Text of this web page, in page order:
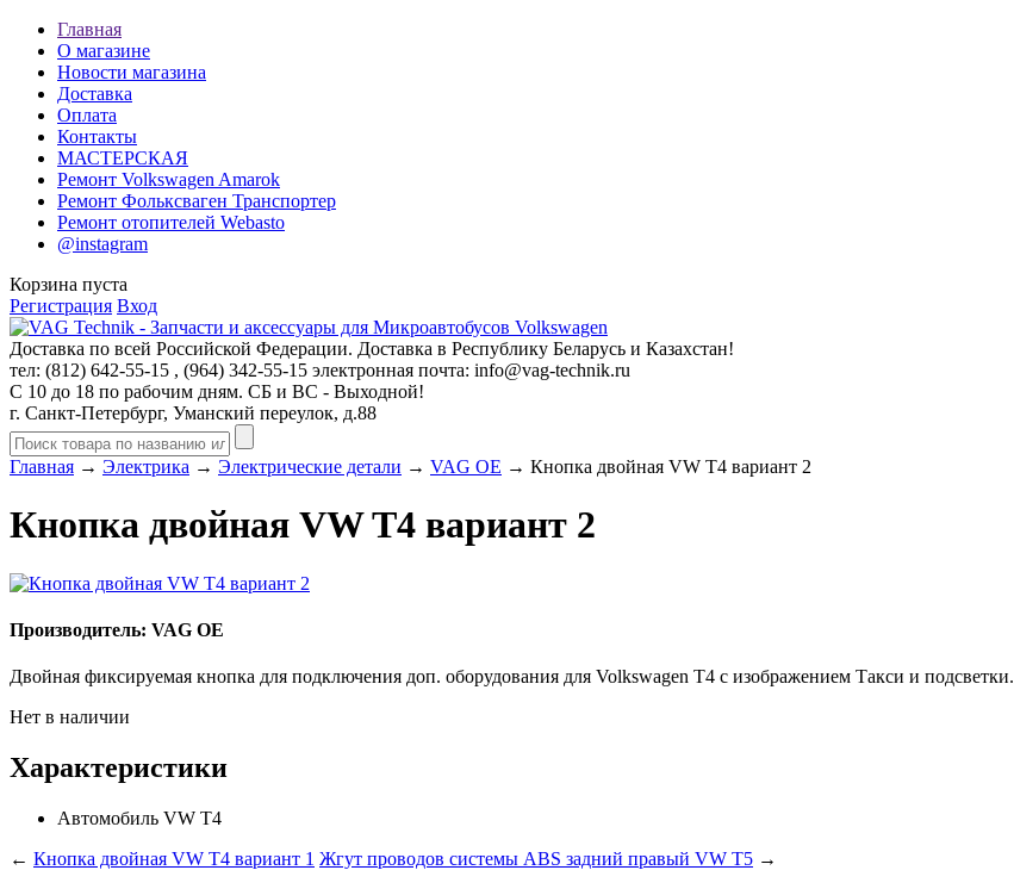
Главная
О магазине
Новости магазина
Доставка
Оплата
Контакты
МАСТЕРСКАЯ
Ремонт Volkswagen Amarok
Ремонт Фольксваген Транспортер
Ремонт отопителей Webasto
@instagram
Корзина пуста
Регистрация Вход
Доставка по всей Российской Федерации. Доставка в Республику Беларусь и Казахстан!
тел: (812) 642-55-15 , (964) 342-55-15 электронная почта: info@vag-technik.ru
С 10 до 18 по рабочим дням. СБ и ВС - Выходной!
г. Санкт-Петербург, Уманский переулок, д.88
Главная → Электрика → Электрические детали → VAG OE → Кнопка двойная VW T4 вариант 2
Кнопка двойная VW T4 вариант 2
Производитель: VAG OE
Двойная фиксируемая кнопка для подключения доп. оборудования для Volkswagen T4 с изображением Такси и подсветки.
Нет в наличии
Характеристики
Автомобиль VW T4
← Кнопка двойная VW T4 вариант 1 Жгут проводов системы ABS задний правый VW T5 →